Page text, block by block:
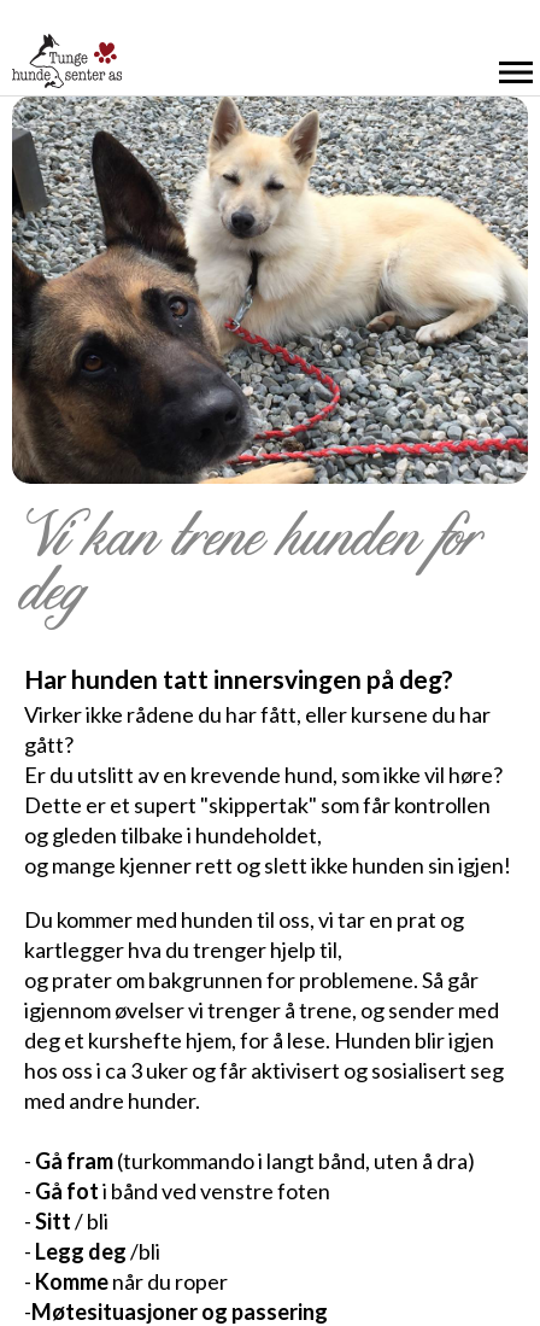
Vi kan trene hunden for
deg
Har hunden tatt innersvingen på deg?
Virker ikke rådene du har fått, eller kursene du har
gått?
Er du utslitt av en krevende hund, som ikke vil høre?
Dette er et supert "skippertak" som får kontrollen
og gleden tilbake i hundeholdet,
og mange kjenner rett og slett ikke hunden sin igjen!
Du kommer med hunden til oss, vi tar en prat og
kartlegger hva du trenger hjelp til,
og prater om bakgrunnen for problemene. Så går
igjennom øvelser vi trenger å trene, og sender med
deg et kurshefte hjem, for å lese. Hunden blir igjen
hos oss i ca 3 uker og får aktivisert og sosialisert seg
med andre hunder.
- Gå fram(turkommando i langt bånd, uten å dra)
- Gå foti bånd ved venstre foten
-Sitt/ bli
- Legg deg/bli
- Kommenår du roper
-Møtesituasjoner og passering